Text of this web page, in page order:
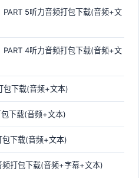
PART 5听力音频打包下载(音频+文
PART 4听力音频打包下载(音频+文
包下载(音频+文本)
下载(音频+文本)
下载(音频+文本)
打包下载(音频+字幕+文本)